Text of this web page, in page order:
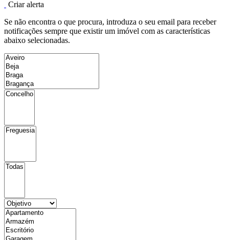
Criar alerta
Se não encontra o que procura, introduza o seu email para receber
notificações sempre que existir um imóvel com as características
abaixo selecionadas.